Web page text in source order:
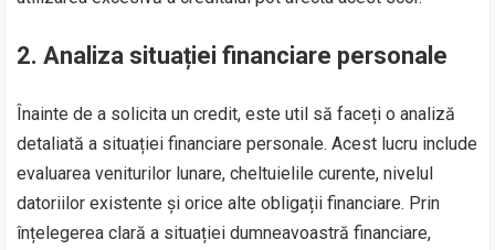
2. Analiza situației financiare personale
Înainte de a solicita un credit, este util să faceți o analiză
detaliată a situației financiare personale. Acest lucru include
evaluarea veniturilor lunare, cheltuielile curente, nivelul
datoriilor existente și orice alte obligații financiare. Prin
înțelegerea clară a situației dumneavoastră financiare,